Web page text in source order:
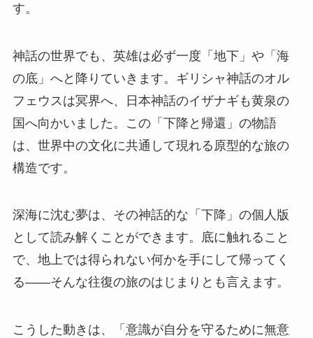
す。
神話の世界でも、英雄は必ず一度「地下」や「海
の底」へと降りていきます。ギリシャ神話のオル
フェウスは冥界へ、日本神話のイザナギも黄泉の
国へ向かいました。この「下降と帰還」の物語
は、世界中の文化に共通して現れる原型的な旅の
構造です。
深海に沈む夢は、その神話的な「下降」の個人版
として読み解くことができます。底に触れること
で、地上では得られない何かを手にして帰ってく
る——そんな往復の旅のはじまりとも言えます。
こうした動きは、「意識が自分を守るために無意